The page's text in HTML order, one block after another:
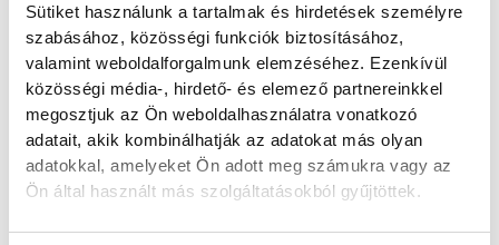
Sütiket használunk a tartalmak és hirdetések személyre
szabásához, közösségi funkciók biztosításához,
valamint weboldalforgalmunk elemzéséhez. Ezenkívül
közösségi média-, hirdető- és elemező partnereinkkel
megosztjuk az Ön weboldalhasználatra vonatkozó
adatait, akik kombinálhatják az adatokat más olyan
adatokkal, amelyeket Ön adott meg számukra vagy az
Ön által használt más szolgáltatásokból gyűjtöttek.
nők: Fábián Bettina, Olasz Anna, Szimcsák
Míra (tartalék)
sport úszás
Rasovszky Kristóf